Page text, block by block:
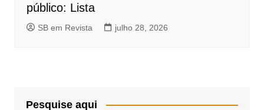
público: Lista
SB em Revista julho 28, 2026
Pesquise aqui